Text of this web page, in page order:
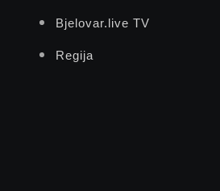
Bjelovar.live TV
Regija